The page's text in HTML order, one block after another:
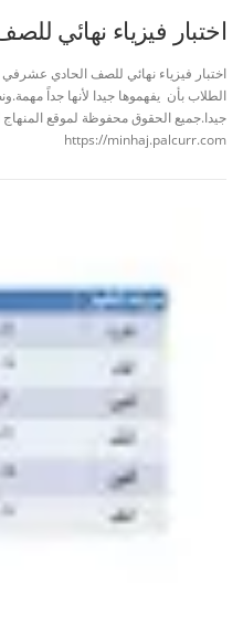
اختبار فيزياء نهائي
اختبار فيزياء نهائي للصف الحادي عشرفي
الطلاب بأن يفهموها جيدا لأنها جداً
جيدا.جميع الحقوق محفوظة لموقع
https://minhaj.palcurr.com